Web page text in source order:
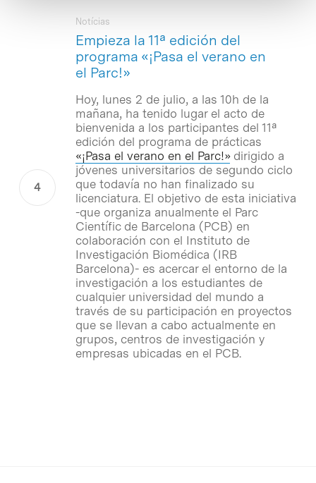
Empieza la 11ª edición del
programa «¡Pasa el verano en
el Parc!»
Notícias
Hoy, lunes 2 de julio, a las 10h de la
mañana, ha tenido lugar el acto de
bienvenida a los participantes del 11ª
edición del programa de prácticas
«¡Pasa el verano en el Parc!»dirigido a
jóvenes universitarios de segundo ciclo
que todavía no han finalizado su
licenciatura. El objetivo de esta iniciativa
-que organiza anualmente el Parc
Científic de Barcelona (PCB) en
colaboración con el Instituto de
Investigación Biomédica (IRB
Barcelona)- es acercar el entorno de la
investigación a los estudiantes de
cualquier universidad del mundo a
través de su participación en proyectos
que se llevan a cabo actualmente en
grupos, centros de investigación y
empresas ubicadas en el PCB.